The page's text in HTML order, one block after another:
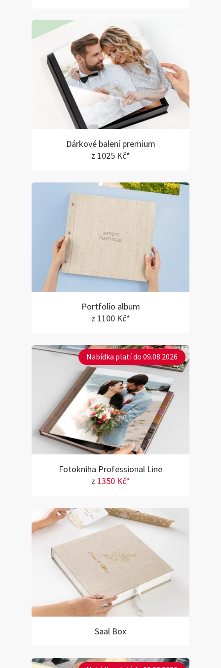
Dárkové balení premium
z 1025 Kč*
Portfolio album
z 1100 Kč*
Nabídka platí do 09.08.2026
Fotokniha Professional Line
z 1350 Kč*
Saal Box